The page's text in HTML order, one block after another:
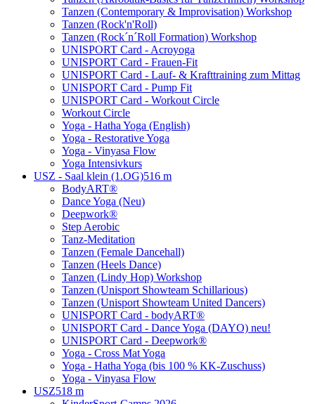
Tanzen (Contemporary & Improvisation) Workshop
Tanzen (Rock'n'Roll)
Tanzen (Rock´n´Roll Formation) Workshop
UNISPORT Card - Acroyoga
UNISPORT Card - Frauen-Fit
UNISPORT Card - Lauf- & Krafttraining zum Mittag
UNISPORT Card - Pump Fit
UNISPORT Card - Workout Circle
Workout Circle
Yoga - Hatha Yoga (English)
Yoga - Restorative Yoga
Yoga - Vinyasa Flow
Yoga Intensivkurs
USZ - Saal klein (1.OG)516 m
BodyART®
Dance Yoga (Neu)
Deepwork®
Step Aerobic
Tanz-Meditation
Tanzen (Female Dancehall)
Tanzen (Heels Dance)
Tanzen (Lindy Hop) Workshop
Tanzen (Unisport Showteam Schillarious)
Tanzen (Unisport Showteam United Dancers)
UNISPORT Card - bodyART®
UNISPORT Card - Dance Yoga (DAYO) neu!
UNISPORT Card - Deepwork®
Yoga - Cross Mat Yoga
Yoga - Hatha Yoga (bis 100 % KK-Zuschuss)
Yoga - Vinyasa Flow
USZ518 m